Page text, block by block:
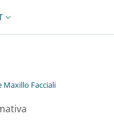
LINGUA:
Facciali